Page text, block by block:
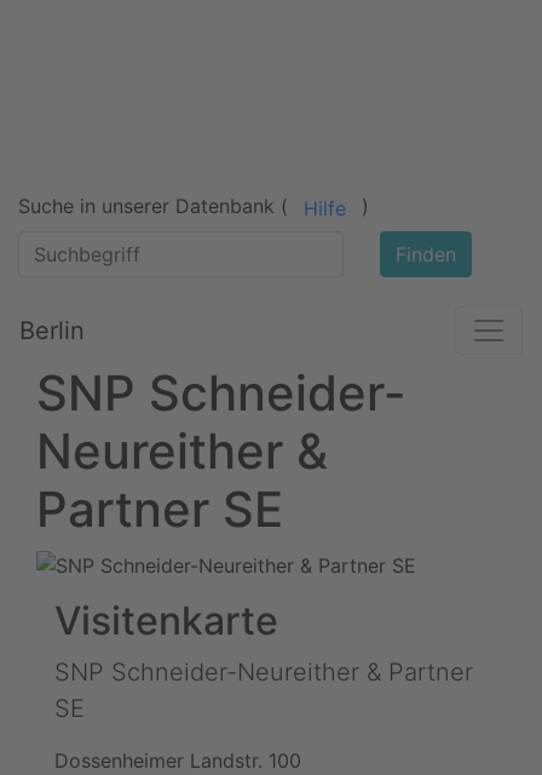
Suche in unserer Datenbank ( Hilfe
)
Finden
Berlin
SNP Schneider-
Neureither &
Partner SE
Visitenkarte
SNP Schneider-Neureither & Partner
SE
Dossenheimer Landstr. 100